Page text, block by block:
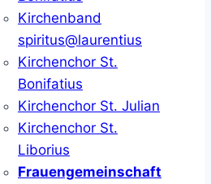
Kirchenband
spiritus@laurentius
Kirchenchor St.
Bonifatius
Kirchenchor St. Julian
Kirchenchor St.
Liborius
Frauengemeinschaft